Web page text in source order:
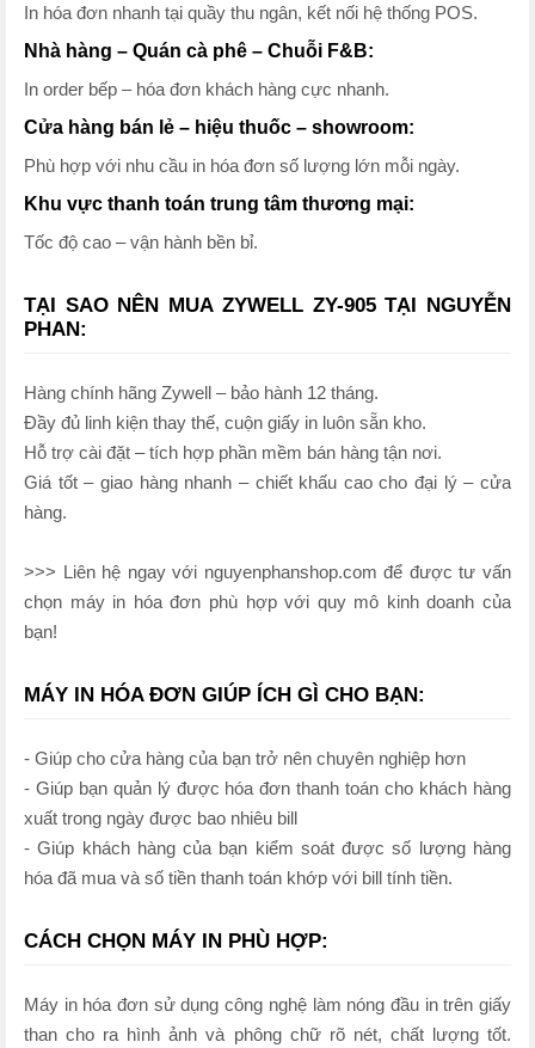
In hóa đơn nhanh tại quầy thu ngân, kết nối hệ thống POS.
Nhà hàng – Quán cà phê – Chuỗi F&B:
In order bếp – hóa đơn khách hàng cực nhanh.
Cửa hàng bán lẻ – hiệu thuốc – showroom:
Phù hợp với nhu cầu in hóa đơn số lượng lớn mỗi ngày.
Khu vực thanh toán trung tâm thương mại:
Tốc độ cao – vận hành bền bỉ.
TẠI SAO NÊN MUA ZYWELL ZY-905 TẠI NGUYỄN
PHAN:
Hàng chính hãng Zywell – bảo hành 12 tháng.
Đầy đủ linh kiện thay thế, cuộn giấy in luôn sẵn kho.
Hỗ trợ cài đặt – tích hợp phần mềm bán hàng tận nơi.
Giá tốt – giao hàng nhanh – chiết khấu cao cho đại lý – cửa
hàng.
>>> Liên hệ ngay với nguyenphanshop.com để được tư vấn
chọn máy in hóa đơn phù hợp với quy mô kinh doanh của
bạn!
MÁY IN HÓA ĐƠN GIÚP ÍCH GÌ CHO BẠN:
- Giúp cho cửa hàng của bạn trở nên chuyên nghiệp hơn
- Giúp bạn quản lý được hóa đơn thanh toán cho khách hàng
xuất trong ngày được bao nhiêu bill
- Giúp khách hàng của bạn kiểm soát được số lượng hàng
hóa đã mua và số tiền thanh toán khớp với bill tính tiền.
CÁCH CHỌN MÁY IN PHÙ HỢP:
Máy in hóa đơn sử dụng công nghệ làm nóng đầu in trên giấy
than cho ra hình ảnh và phông chữ rõ nét, chất lượng tốt.